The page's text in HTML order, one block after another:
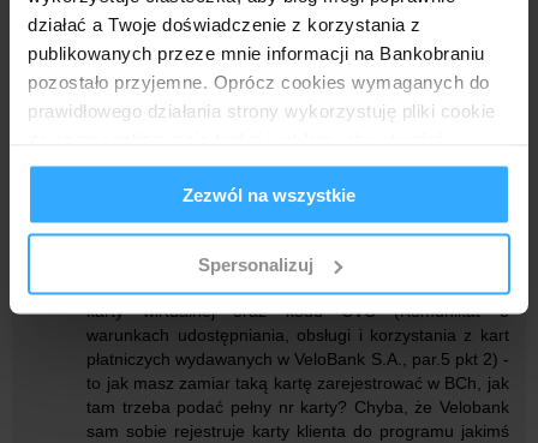
działać a Twoje doświadczenie z korzystania z
publikowanych przeze mnie informacji na Bankobraniu
pozostało przyjemne. Oprócz cookies wymaganych do
prawidłowego działania strony wykorzystuję pliki cookie
analizować ruch w mojej witrynie. Informacje o tym, jak
korzystasz z bloga, udostępniam moim partnerom
społecznościowym, reklamowym i analitycznym.
Partnerzy mogą połączyć te informacje z innymi danymi
korzystania z ich usług.
Zezwól na wszystkie
Spersonalizuj
Odpowiedzi
Anonimowy
24 października 2023 10:23
Bank nie udostępnia Użytkownikowi pełnego numeru
karty wirtualnej oraz kodu CVC (Komunikat o
warunkach udostępniania, obsługi i korzystania z kart
płatniczych wydawanych w VeloBank S.A., par.5 pkt 2) -
to jak masz zamiar taką kartę zarejestrować w BCh, jak
tam trzeba podać pełny nr karty? Chyba, że Velobank
sam sobie rejestruje karty klienta do programu jakimś